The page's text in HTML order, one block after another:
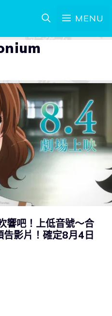
MENU
響吧！上低音號～合
影片！確定8月4日